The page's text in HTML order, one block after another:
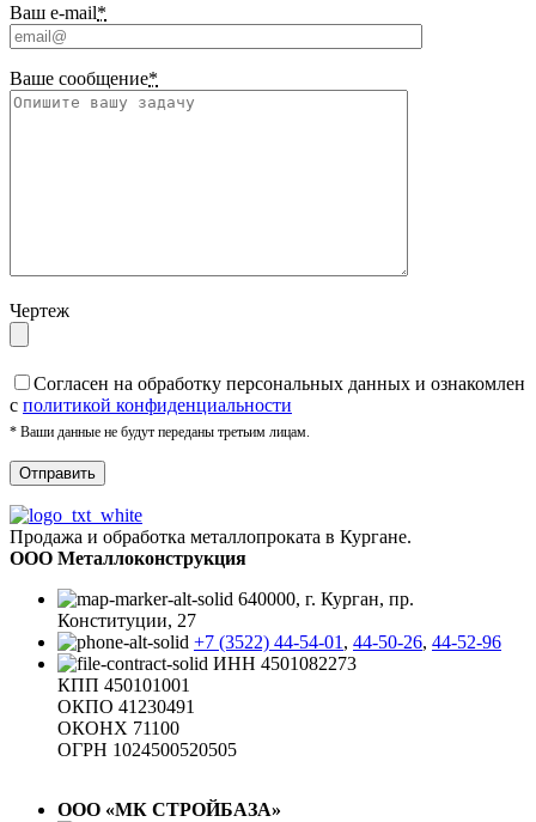
Ваш e-mail*
Ваше сообщение*
Чертеж
Cогласен на обработку персональных данных и ознакомлен
с политикой конфиденциальности
* Ваши данные не будут переданы третьим лицам.
Продажа и обработка металлопроката в Кургане.
ООО Металлоконструкция
640000, г. Курган, пр.
Конституции, 27
+7 (3522) 44-54-01 , 44-50-26, 44-52-96
ИНН 4501082273
КПП 450101001
ОКПО 41230491
ОКОНХ 71100
ОГРН 1024500520505
ООО «МК СТРОЙБАЗА»